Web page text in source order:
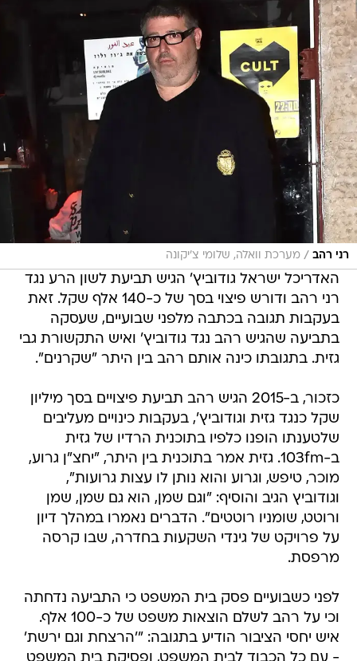
רני רהב / מערכת וואלה, שלומי צ'יקונה
האדריכל ישראל גודוביץ' הגיש תביעת לשון הרע נגד
רני רהב ודורש פיצוי בסך של כ-140 אלף שקל. זאת
בעקבות תגובה בכתבה מלפני שבועיים, שעסקה
בתביעה שהגיש רהב נגד גודוביץ' ואיש התקשורת גבי
גזית. בתגובתו כינה אותם רהב בין היתר "שקרנים".
כזכור, ב-2015 הגיש רהב תביעת פיצויים בסך מיליון
שקל כנגד גזית וגודוביץ', בעקבות כינויים מעליבים
שלטענתו הופנו כלפיו בתוכנית הרדיו של גזית
ב-103fm. גזית אמר בתוכנית בין היתר, "יחצ"ן גרוע,
מוכר, טיפש, וגרוע והוא נותן לו עצות גרועות",
וגודוביץ הגיב והוסיף: "וגם שמן, הוא גם שמן, שמן
ורוטט, שומניו רוטטים". הדברים נאמרו במהלך דיון
על פרויקט של גינדי השקעות בחדרה, שבו קרסה
מרפסת.
לפני כשבועיים פסק בית המשפט כי התביעה נדחתה
וכי על רהב לשלם הוצאות משפט של כ-100 אלף.
איש יחסי הציבור הודיע בתגובה: "'הרצחת וגם ירשת'